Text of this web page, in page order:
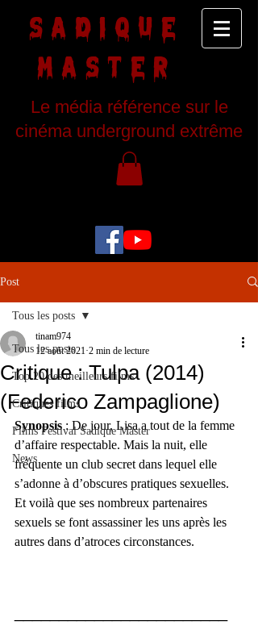
SADIQUE
MASTER
Le média référence sur le
cinéma underground extrême
Post
Tous les posts
Top 20 des meilleurs films
Critiques films
Films Festival Sadique Master
News
Tous les posts
Critique : Tulpa (2014)
(Federico Zampaglione)
tinam974
12 août 2021 2 min de lecture
Synopsis : De jour, Lisa a tout de la femme
d’affaire respectable. Mais la nuit, elle
fréquente un club secret dans lequel elle
s’adonne à d’obscures pratiques sexuelles.
Et voilà que ses nombreux partenaires
sexuels se font assassiner les uns après les
autres dans d’atroces circonstances.